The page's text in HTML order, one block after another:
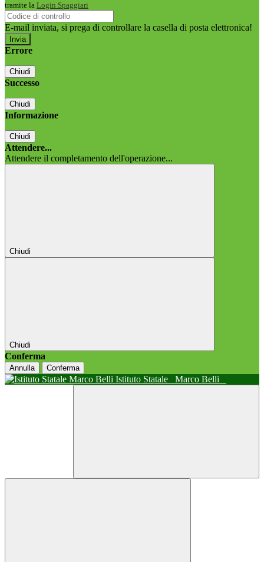
tramite la Login Spaggiari
E-mail inviata, si prega di controllare la casella di posta elettronica!
Errore
Chiudi
Successo
Chiudi
Informazione
Chiudi
Attendere...
Attendere il completamento dell'operazione...
Chiudi
Chiudi
Conferma
Annulla Conferma
Istituto Statale Marco Belli